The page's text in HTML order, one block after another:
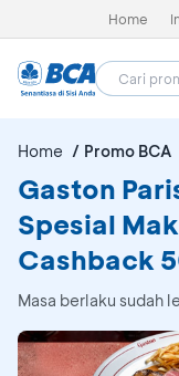
Home
Home Promo BCA
Gaston
Spesial
Cashback
Masa berlaku sudah